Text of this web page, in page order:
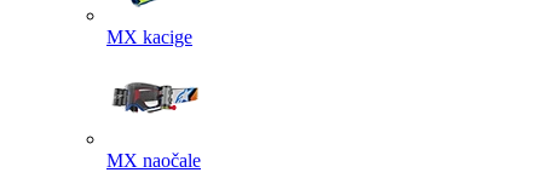
MX kacige
MX naočale